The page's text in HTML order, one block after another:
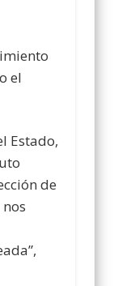
el
Estado,
de